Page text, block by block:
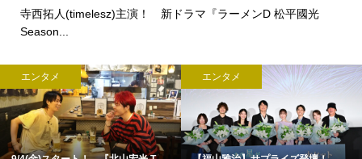
寺西拓人(timelesz)主演！ 新ドラマ『ラーメンD 松平國光
Season...
エンタメ エンタメ